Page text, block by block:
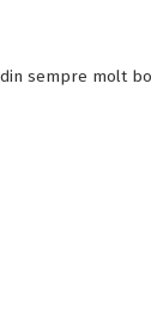
sempre molt